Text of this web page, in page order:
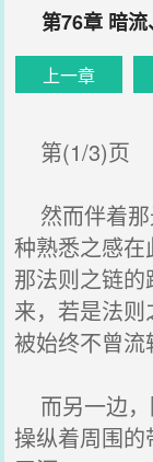
第76章 暗流
上一章
第(1/3)页
然而伴着那
种熟悉之感
那法则之链
来，若是法
被始终不曾流
而另一边，
操纵着周围